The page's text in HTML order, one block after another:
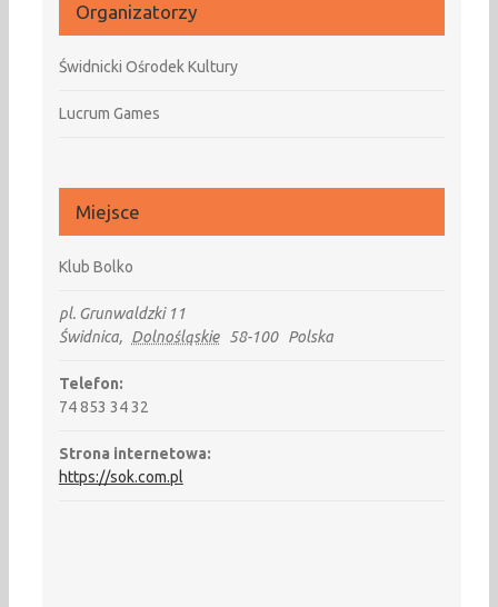
Organizatorzy
Świdnicki Ośrodek Kultury
Lucrum Games
Miejsce
Klub Bolko
pl. Grunwaldzki 11
Świdnica, Dolnośląskie 58-100 Polska
Telefon:
74 853 34 32
Strona internetowa:
https://sok.com.pl